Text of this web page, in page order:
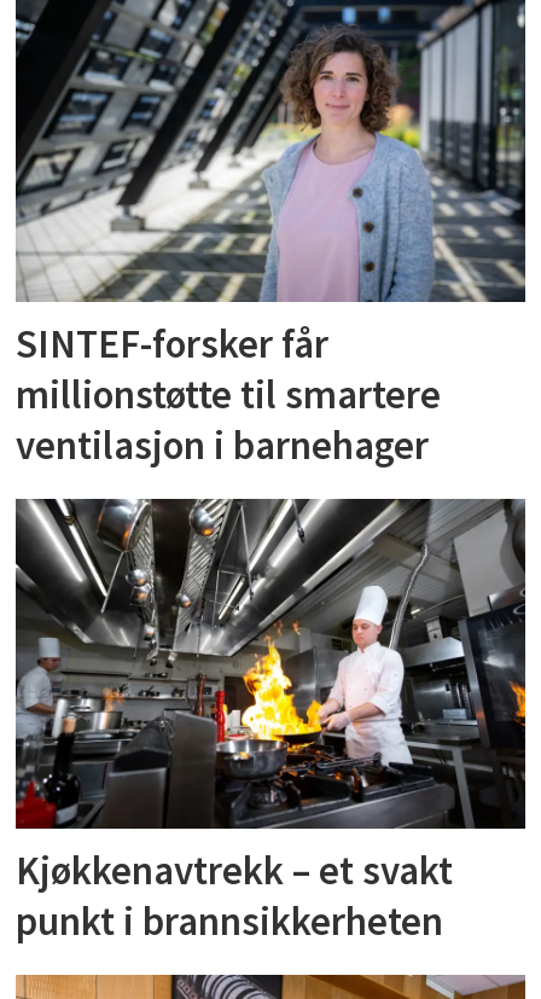
SINTEF-forsker får
millionstøtte til smartere
ventilasjon i barnehager
Kjøkkenavtrekk – et svakt
punkt i brannsikkerheten